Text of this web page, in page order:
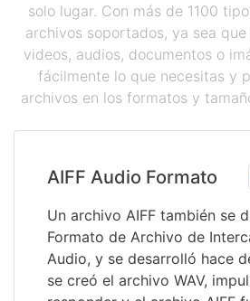
solo lugar. Con más de 1100
archivos soportados, ya sea
videos, audios, documentos o
fácilmente lo que necesitas y
archivos en los formatos y
AIFF Audio Formato
Un archivo AIFF también se
Formato de Archivo de
Audio, y se desarrolló hace
se creó el archivo WAV,